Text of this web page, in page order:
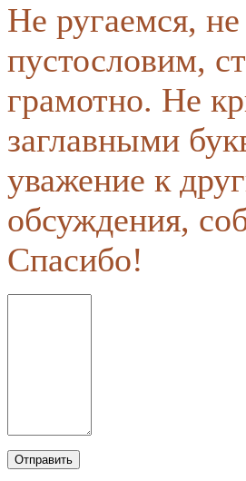
Не ругаемся,
пустословим,
грамотно. Не
заглавными
уважение к
обсуждения,
Спасибо!